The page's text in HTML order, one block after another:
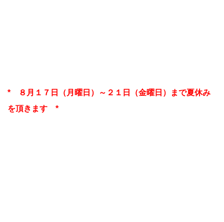
* ８月１７日（月曜 日）～２１日（金曜日）まで夏休み
を頂きます *